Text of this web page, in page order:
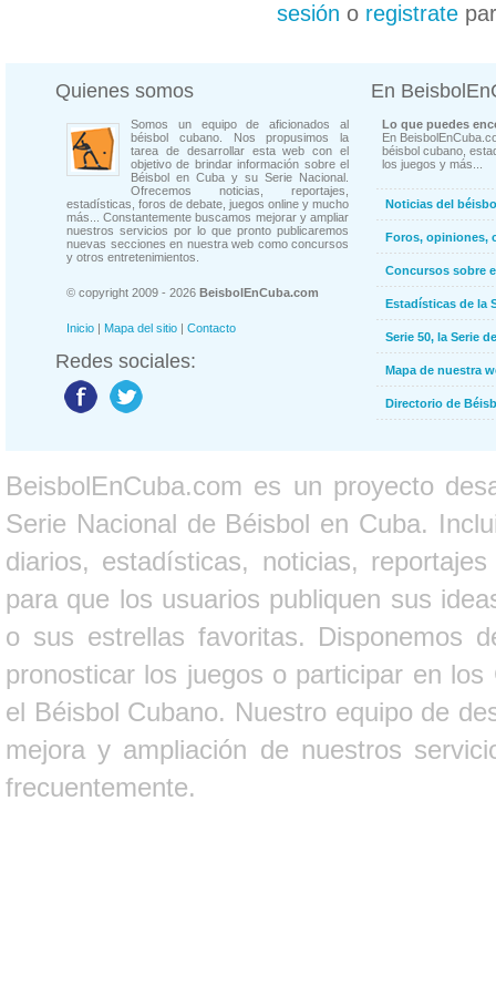
sesión o registrate
Quienes somos
Somos un equipo de aficionados al
béisbol cubano. Nos propusimos la
tarea de desarrollar esta web con el
objetivo de brindar información sobre el
Béisbol en Cuba y su Serie Nacional.
Ofrecemos noticias, reportajes,
estadísticas, foros de debate, juegos online y mucho
más... Constantemente buscamos mejorar y ampliar
nuestros servicios por lo que pronto publicaremos
nuevas secciones en nuestra web como concursos
y otros entretenimientos.
© copyright 2009 - 2026 BeisbolEnCuba.com
Inicio | Mapa del sitio | Contacto
Redes sociales:
En
Lo que puedes
En
béisbol cubano,
los juegos y más...
Noticias del
Foros, opiniones,
Concursos sobre
Estadísticas de la
Serie 50, la Serie
Mapa de nuestra
Directorio de
BeisbolEnCuba.com es un proyecto
Serie Nacional de Béisbol en Cuba.
diarios, estadísticas, noticias,
para que los usuarios publiquen sus
o sus estrellas favoritas. Disponemos
pronosticar los juegos o participar en
el Béisbol Cubano. Nuestro equipo de
mejora y ampliación de nuestros
frecuentemente.